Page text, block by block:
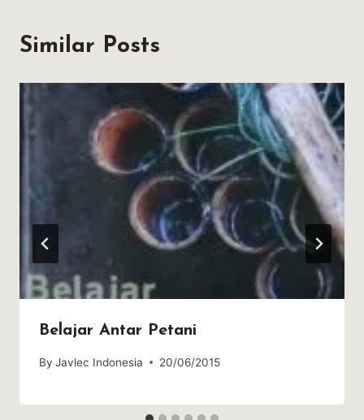
Similar Posts
Belajar Antar Petani
By Javlec Indonesia 20/06/2015